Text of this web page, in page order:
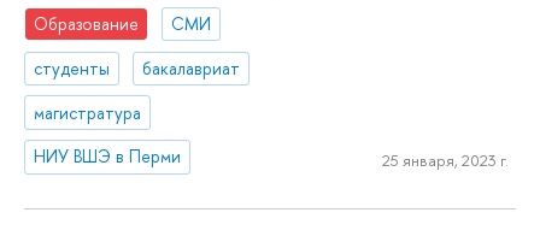
Образование
СМИ
студенты
бакалавриат
магистратура
НИУ ВШЭ в Перми
25 января, 2023 г.